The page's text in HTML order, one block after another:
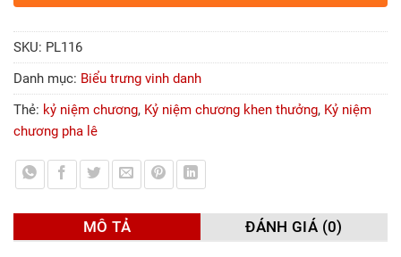
SKU: PL116
Danh mục: Biểu trưng vinh danh
Thẻ: kỷ niệm chương, Kỷ niệm chương khen thưởng, Kỷ niệm
chương pha lê
MÔ TẢ ĐÁNH GIÁ (0)